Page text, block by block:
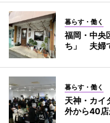
暮らす・働く
福岡・中央
ち」 夫婦
暮らす・働く
天神・カ
外から40